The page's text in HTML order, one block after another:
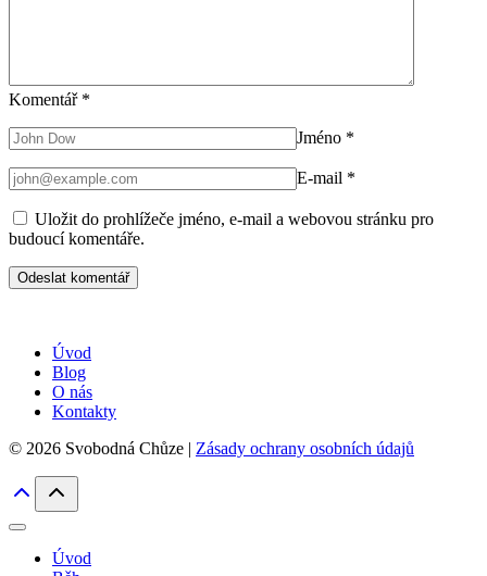
Komentář *
Jméno *
E-mail *
Uložit do prohlížeče jméno, e-mail a webovou stránku pro
budoucí komentáře.
Úvod
Blog
O nás
Kontakty
© 2026 Svobodná Chůze | Zásady ochrany osobních údajů
Úvod